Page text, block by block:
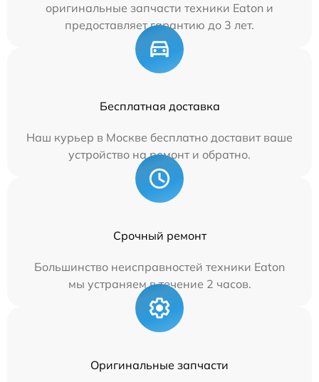
оригинальные запчасти техники Eaton и
предоставляет гарантию до 3 лет.
Бесплатная доставка
Наш курьер в Москве бесплатно доставит ваше
устройство на ремонт и обратно.
Срочный ремонт
Большинство неисправностей техники Eaton
мы устраняем в течение 2 часов.
Оригинальные запчасти